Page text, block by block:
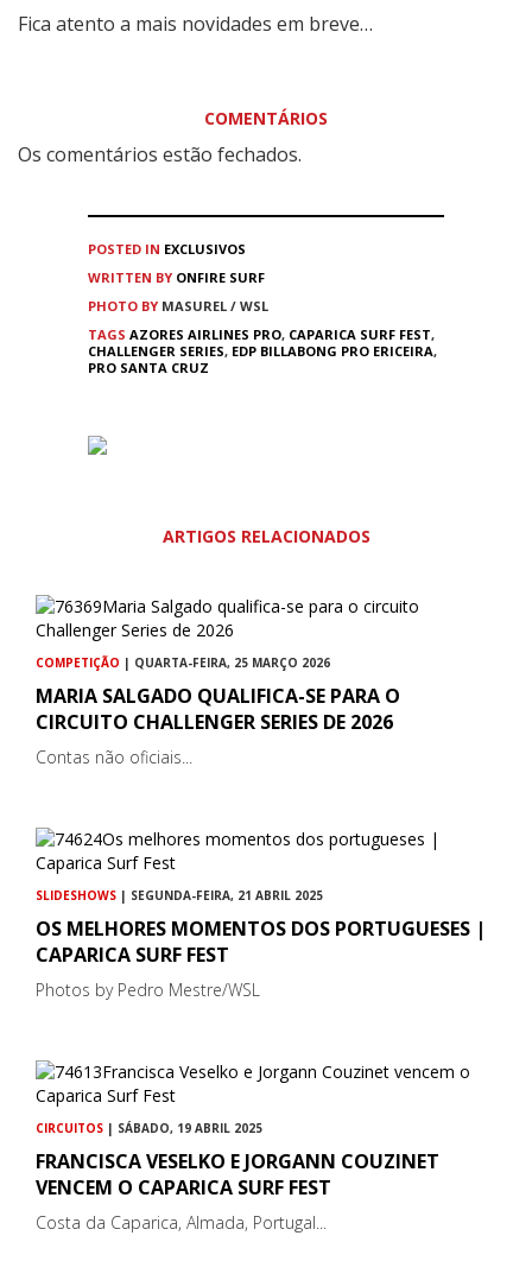
Fica atento a mais novidades em breve…
COMENTÁRIOS
Os comentários estão fechados.
POSTED IN EXCLUSIVOS
WRITTEN BY ONFIRE SURF
PHOTO BY MASUREL / WSL
TAGS AZORES AIRLINES PRO, CAPARICA SURF FEST,
CHALLENGER SERIES, EDP BILLABONG PRO ERICEIRA,
PRO SANTA CRUZ
ARTIGOS RELACIONADOS
COMPETIÇÃO | QUARTA-FEIRA, 25 MARÇO 2026
MARIA SALGADO QUALIFICA-SE PARA O
CIRCUITO CHALLENGER SERIES DE 2026
Contas não oficiais...
SLIDESHOWS | SEGUNDA-FEIRA, 21 ABRIL 2025
OS MELHORES MOMENTOS DOS PORTUGUESES |
CAPARICA SURF FEST
Photos by Pedro Mestre/WSL
CIRCUITOS | SÁBADO, 19 ABRIL 2025
FRANCISCA VESELKO E JORGANN COUZINET
VENCEM O CAPARICA SURF FEST
Costa da Caparica, Almada, Portugal...